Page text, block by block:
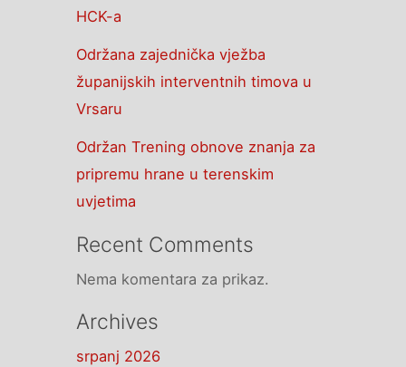
HCK-a
Održana zajednička vježba
županijskih interventnih timova u
Vrsaru
Održan Trening obnove znanja za
pripremu hrane u terenskim
uvjetima
Recent Comments
Nema komentara za prikaz.
Archives
srpanj 2026